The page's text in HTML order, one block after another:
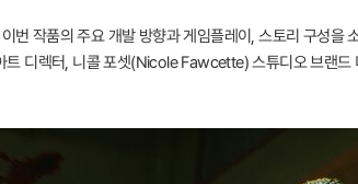
번 작품의 주요 개발 방향과 게임플레이, 스토리 구성
디렉터, 니콜 포셋(Nicole Fawcette) 스튜디오 브랜드